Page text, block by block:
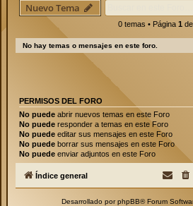
Nuevo Tema
0 temas • Página 1 de
No hay temas o mensajes en este foro.
PERMISOS DEL FORO
No puede abrir nuevos temas en este Foro
No puede responder a temas en este Foro
No puede editar sus mensajes en este Foro
No puede borrar sus mensajes en este Foro
No puede enviar adjuntos en este Foro
Índice general
Desarrollado porphpBB® Forum